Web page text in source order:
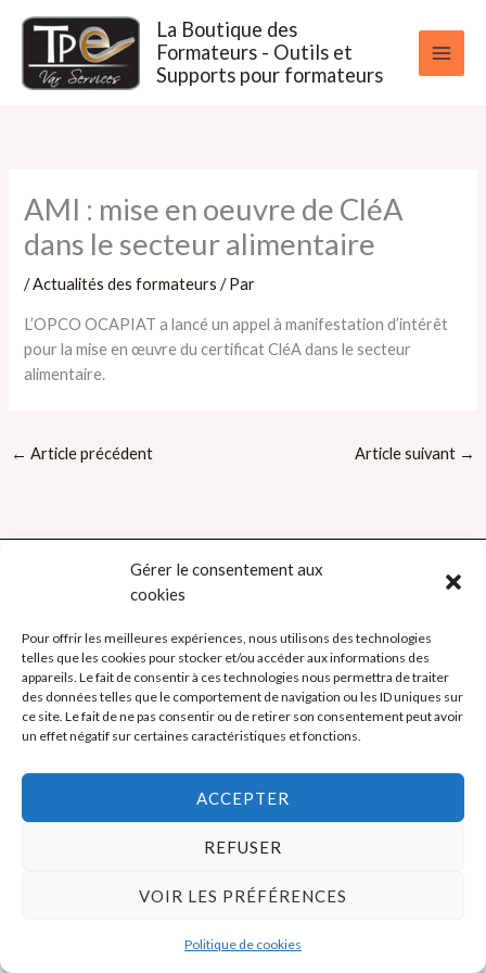
Gérer le consentement aux
cookies
Pour offrir les meilleures expériences, nous utilisons des technologies
telles que les cookies pour stocker et/ou accéder aux informations des
appareils. Le fait de consentir à ces technologies nous permettra de traiter
des données telles que le comportement de navigation ou les ID uniques sur
ce site. Le fait de ne pas consentir ou de retirer son consentement peut avoir
un effet négatif sur certaines caractéristiques et fonctions.
ACCEPTER
REFUSER
VOIR LES PRÉFÉRENCES
Politique de cookies
contenu
La Boutique des
Formateurs - Outils et
Supports pour formateurs
AMI : mise en oeuvre de CléA
dans le secteur alimentaire
/Actualités des formateurs / Par
L’OPCO OCAPIAT a lancé un appel à manifestation d’intérêt
pour la mise en œuvre du certificat CléA dans le secteur
alimentaire.
← Article précédent Article suivant →
Mentions légales
Copyright © 2026 La Boutique des Formateurs - Outils et Supports
pour formateurs